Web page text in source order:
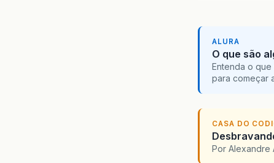
ALURA
O que são
Entenda o
para começar
CASA DO
Por